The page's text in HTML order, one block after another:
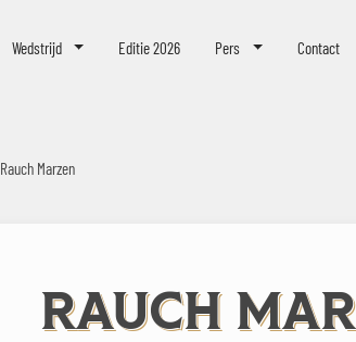
Wedstrijd Editie 2026 Pers Contact
Rauch Marzen
RAUCH